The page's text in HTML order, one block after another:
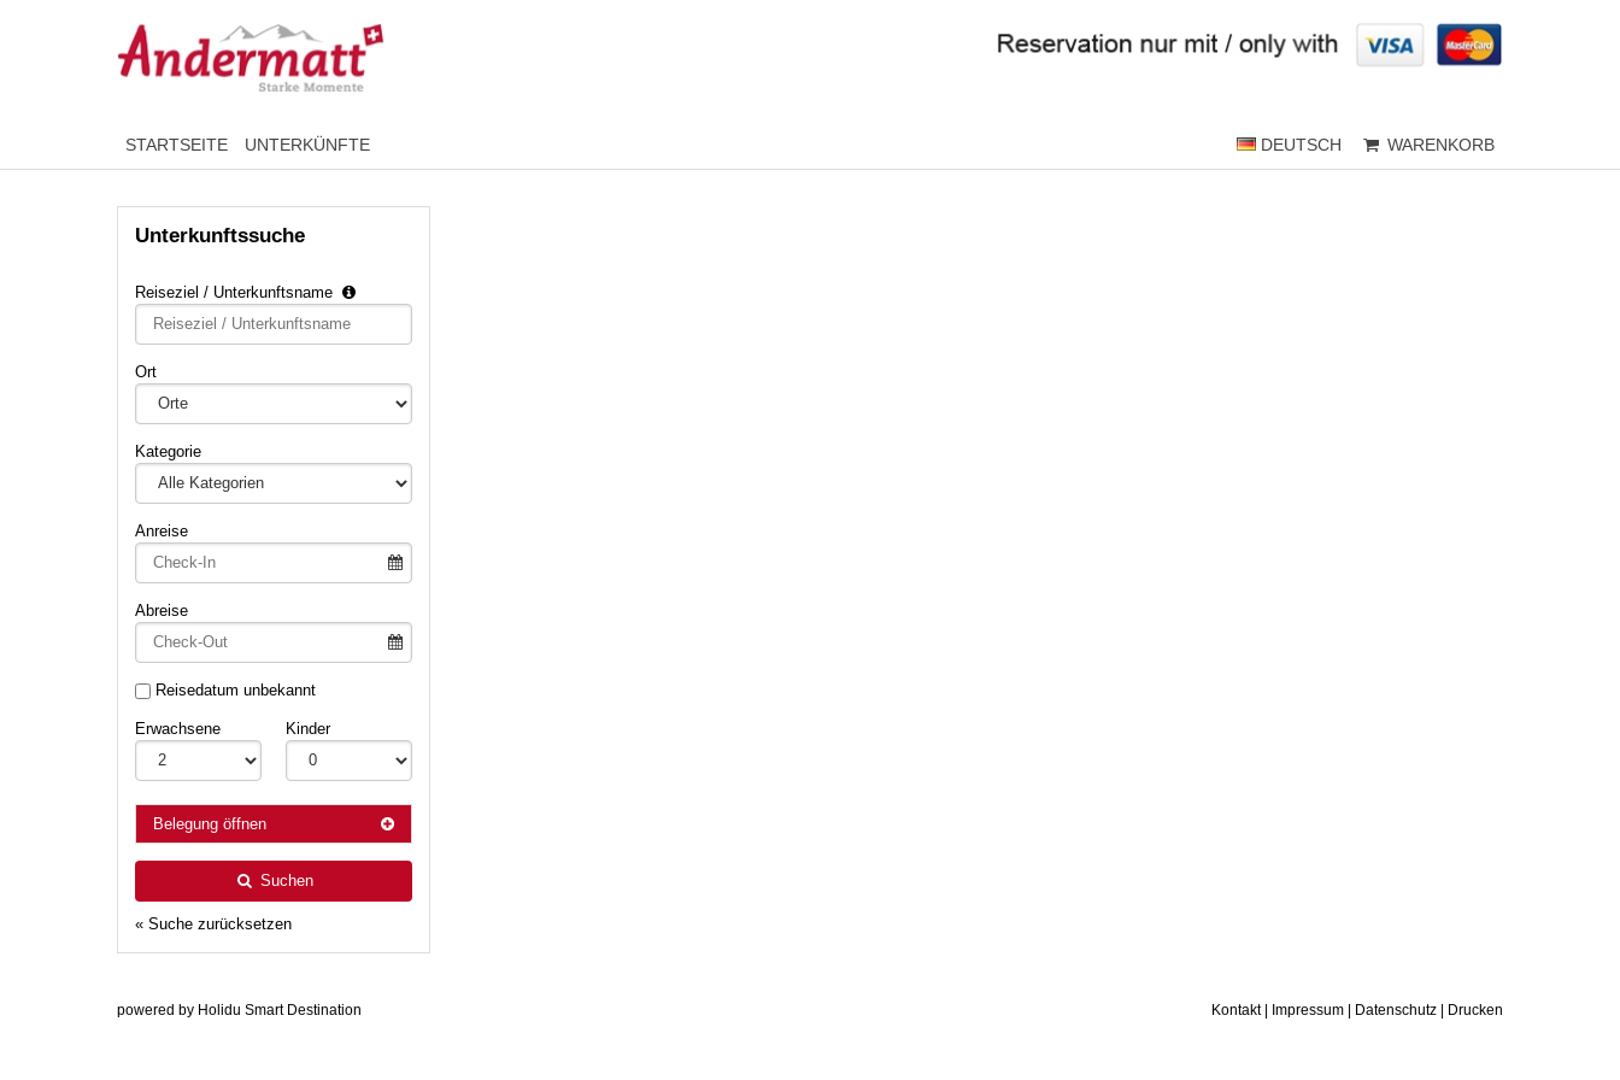
DEUTSCH WARENKORB
STARTSEITE UNTERKÜNFTE
Unterkunftssuche
Reiseziel / Unterkunftsname
Ort
Kategorie
Anreise
Abreise
Reisedatum unbekannt
Erwachsene Kinder
Belegung öffnen
Suchen
« Suche zurücksetzen
Kontakt| Impressum | Datenschutz | Drucken
powered by Holidu Smart Destination